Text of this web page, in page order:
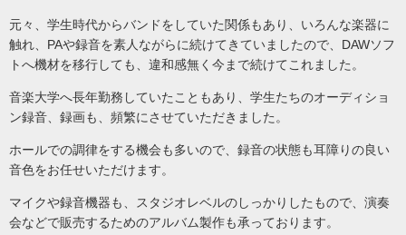
元々、学生時代からバンドをしていた関係もあり、いろんな楽器に
触れ、PAや録音を素人ながらに続けてきていましたので、DAWソフ
トへ機材を移行しても、違和感無く今まで続けてこれました。
音楽大学へ長年勤務していたこともあり、学生たちのオーディショ
ン録音、録画も、頻繁にさせていただきました。
ホールでの調律をする機会も多いので、録音の状態も耳障りの良い
音色をお任せいただけます。
マイクや録音機器も、スタジオレベルのしっかりしたもので、演奏
会などで販売するためのアルバム製作も承っております。